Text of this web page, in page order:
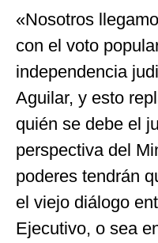
«Nosotros
con el voto
independencia
Aguilar, y esto
quién se debe el
perspectiva del
poderes tendrán
el viejo diálogo
Ejecutivo, o sea